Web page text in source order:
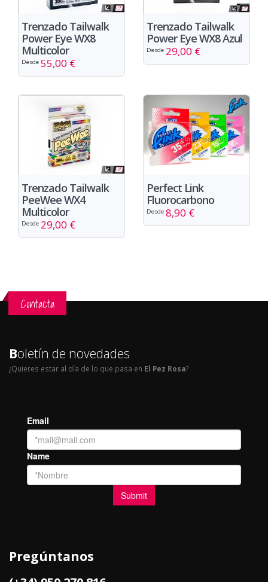
Trenzado Tailwalk
Power Eye WX8
Multicolor
Desde 55,00 €
Trenzado Tailwalk
Power Eye WX8 Azul
Desde 29,00 €
Trenzado Tailwalk
PeeWee WX4
Multicolor
Desde 29,00 €
Perfect Link
Fluorocarbono
Desde 8,90 €
Contacta
Boletín de novedades
¿Quieres estar al día de lo que pasa en El Pez Rosa?
Pregúntanos